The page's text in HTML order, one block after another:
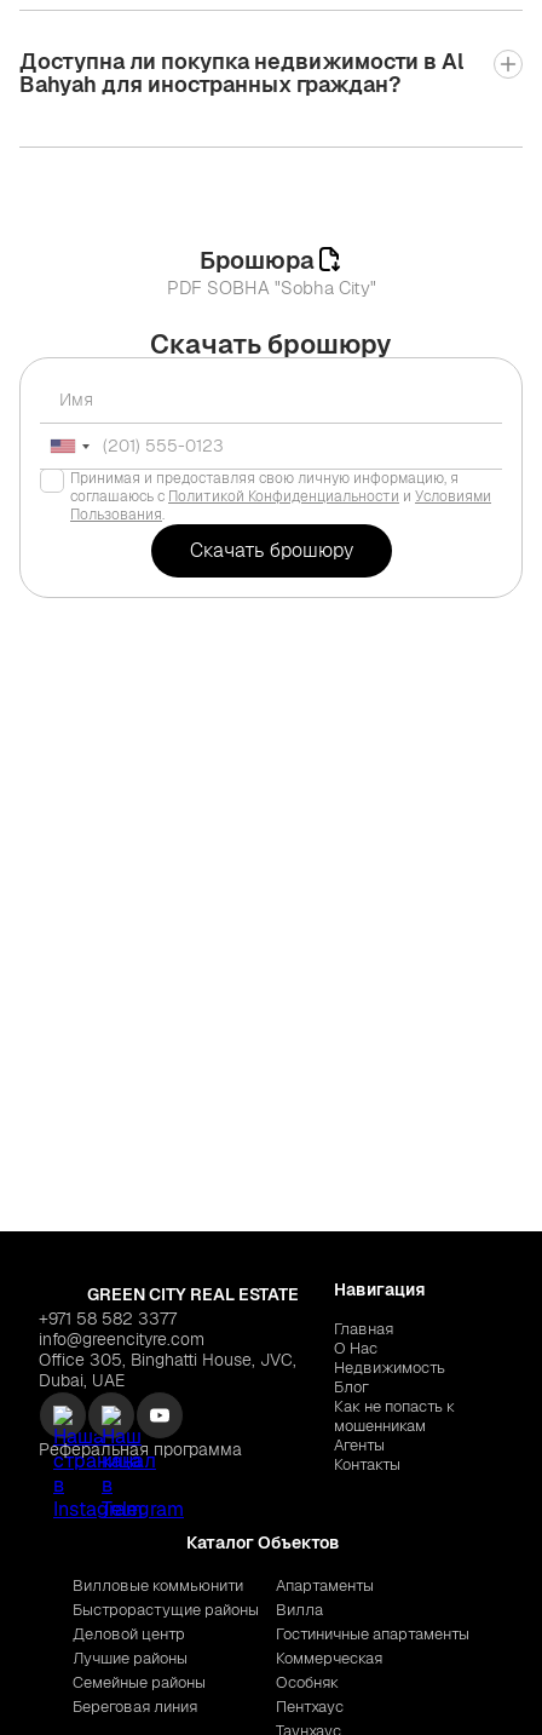
Доступна ли покупка недвижимости в Al
Bahyah для иностранных граждан?
Скачать брошюру
Принимая и предоставляя свою личную информацию, я
соглашаюсь с Политикой Конфиденциальности и Условиями
Пользования.
Брошюра
PDF SOBHA "Sobha City"
GREEN CITY REAL ESTATE
+971 58 582 3377
info@greencityre.com
Office 305, Binghatti House, JVC,
Dubai, UAE
Реферальная программа
Навигация
Главная
О Нас
Недвижимость
Блог
Как не попасть к
мошенникам
Агенты
Контакты
Каталог Объектов
Вилловые коммьюнити
Быстрорастущие районы
Деловой центр
Лучшие районы
Семейные районы
Береговая линия
Апартаменты
Вилла
Гостиничные апартаменты
Коммерческая
Особняк
Пентхаус